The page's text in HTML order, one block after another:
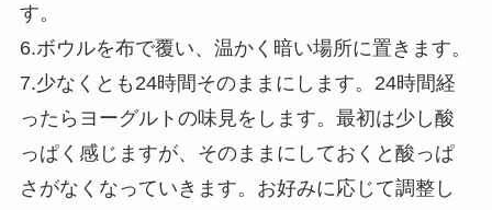
す。
6.ボウルを布で覆い、温かく暗い場所に置きます。
7.少なくとも24時間そのままにします。24時間経
ったらヨーグルトの味見をします。最初は少し酸
っぱく感じますが、そのままにしておくと酸っぱ
さがなくなっていきます。お好みに応じて調整し